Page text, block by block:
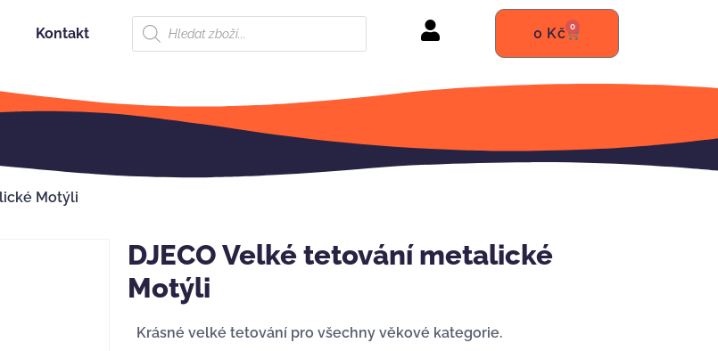
Kontakt 0 Kč 0
Motýli
DJECO Velké tetování metalické
Motýli
Krásné velké tetování pro všechny věkové kategorie.